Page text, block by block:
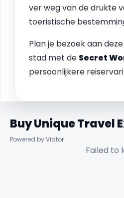
ver weg van de drukte
toeristische
Plan je bezoek aan
stad met de Secret
persoonlijkere
Buy Unique Travel
Powered by Viator
Failed to